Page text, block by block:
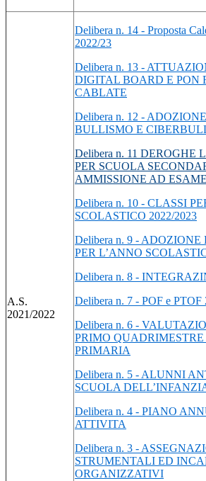
A.S.
2021/2022
Delibera n. 14 - Proposta
2022/23
Delibera n. 13 -
DIGITAL BOARD E PON
CABLATE
Delibera n. 12 -
BULLISMO E
Delibera n. 11 DEROGHE
PER SCUOLA
AMMISSIONE AD ESAME
Delibera n. 10 - CLASSI
SCOLASTICO 2022/2023
Delibera n. 9 -
PER L’ANNO
Delibera n. 8 -
Delibera n. 7 - POF e PTOF
Delibera n. 6 -
PRIMO
PRIMARIA
Delibera n. 5 - ALUNNI
SCUOLA
Delibera n. 4 - PIANO
ATTIVITA
Delibera n. 3 -
STRUMENTALI ED
ORGANIZZATIVI